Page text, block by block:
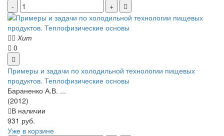
Хит
0
Примеры и задачи по холодильной технологии пищевых
продуктов. Теплофизические основы
Бараненко А.В. ...
(2012)
В наличии
931 руб.
Уже в корзине